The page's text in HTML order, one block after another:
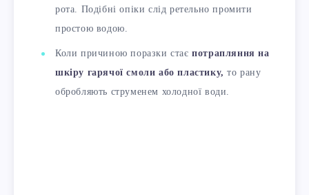
рота. Подібні опіки слід ретельно промити
простою водою.
Коли причиною поразки стаєпотрапляння на
шкіру гарячої смоли або пластику, то рану
обробляють струменем холодної води.